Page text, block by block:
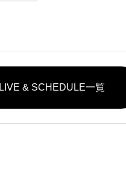
LIVE & SCHEDULE一覧